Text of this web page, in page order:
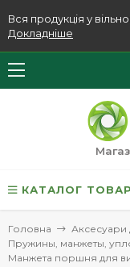
Вся продукція у
Докладніше
КАТАЛОГ
Головна
Аксесуари
Пружины, манжеты,
Манжета поршня для